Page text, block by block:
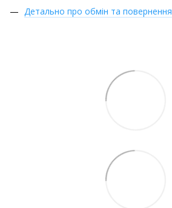
Детально про обмін та повернення